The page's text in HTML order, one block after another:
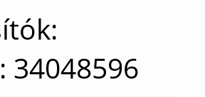
34048596